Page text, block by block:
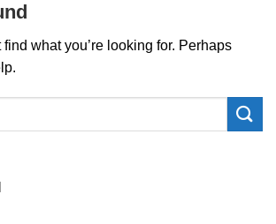
find what you’re looking for. Perhaps